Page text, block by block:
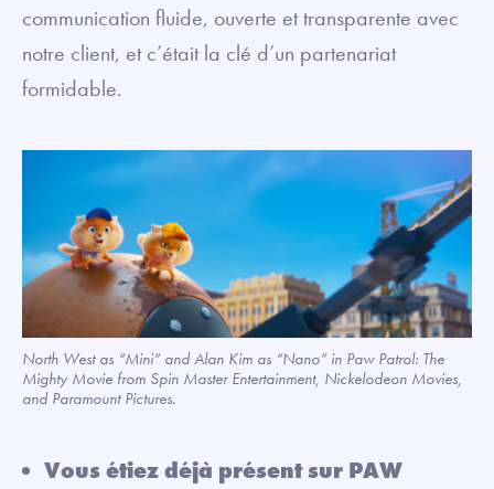
communication fluide, ouverte et transparente avec
notre client, et c’était la clé d’un partenariat
formidable.
North West as “Mini” and Alan Kim as “Nano” in Paw Patrol: The
Mighty Movie from Spin Master Entertainment, Nickelodeon Movies,
and Paramount Pictures.
Vous étiez déjà présent sur PAW